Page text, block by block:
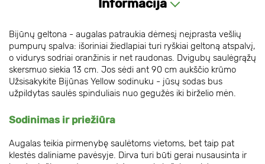
Informacija
Bijūnų geltona - augalas patraukia dėmesį neįprasta vešlių
pumpurų spalva: išoriniai žiedlapiai turi ryškiai geltoną atspalvį,
o vidurys sodriai oranžinis ir net raudonas. Dvigubų saulėgrąžų
skersmuo siekia 13 cm. Jos sėdi ant 90 cm aukščio krūmo
Užsisakykite Bijūnas Yellow sodinuku - jūsų sodas bus
užpildytas saulės spinduliais nuo gegužės iki birželio mėn.
Sodinimas ir priežiūra
Augalas teikia pirmenybę saulėtoms vietoms, bet taip pat
klestės daliniame pavėsyje. Dirva turi būti gerai nusausinta ir